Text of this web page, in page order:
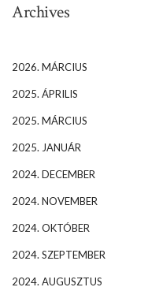
Archives
2026. MÁRCIUS
2025. ÁPRILIS
2025. MÁRCIUS
2025. JANUÁR
2024. DECEMBER
2024. NOVEMBER
2024. OKTÓBER
2024. SZEPTEMBER
2024. AUGUSZTUS